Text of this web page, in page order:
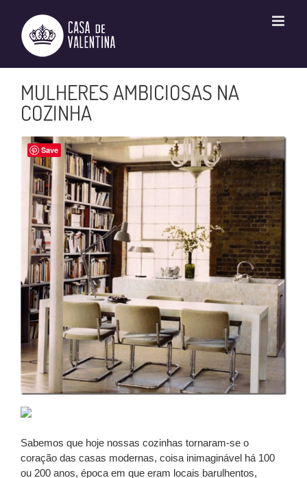
conteúdo
MULHERES AMBICIOSAS NA
COZINHA
Sabemos que hoje nossas cozinhas tornaram-se o
coração das casas modernas, coisa inimaginável há 100
ou 200 anos, época em que eram locais barulhentos,
Save